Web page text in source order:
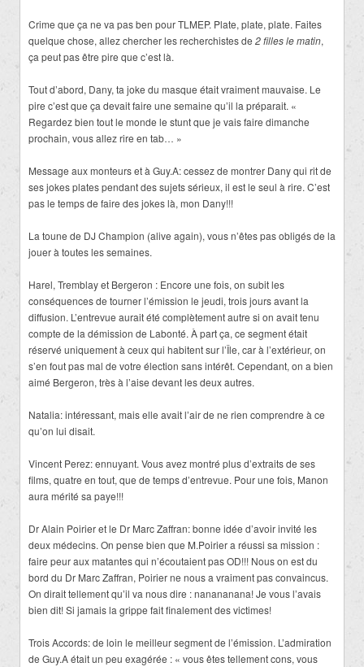
Crime que ça ne va pas ben pour TLMEP. Plate, plate, plate. Faites
quelque chose, allez chercher les recherchistes de 2 filles le matin,
ça peut pas être pire que c’est là.
Tout d’abord, Dany, ta joke du masque était vraiment mauvaise. Le
pire c’est que ça devait faire une semaine qu’il la préparait. «
Regardez bien tout le monde le stunt que je vais faire dimanche
prochain, vous allez rire en tab… »
Message aux monteurs et à Guy.A: cessez de montrer Dany qui rit de
ses jokes plates pendant des sujets sérieux, il est le seul à rire. C’est
pas le temps de faire des jokes là, mon Dany!!!
La toune de DJ Champion (alive again), vous n’êtes pas obligés de la
jouer à toutes les semaines.
Harel, Tremblay et Bergeron : Encore une fois, on subit les
conséquences de tourner l’émission le jeudi, trois jours avant la
diffusion. L’entrevue aurait été complètement autre si on avait tenu
compte de la démission de Labonté. À part ça, ce segment était
réservé uniquement à ceux qui habitent sur l’Île, car à l’extérieur, on
s’en fout pas mal de votre élection sans intérêt. Cependant, on a bien
aimé Bergeron, très à l’aise devant les deux autres.
Natalia: intéressant, mais elle avait l’air de ne rien comprendre à ce
qu’on lui disait.
Vincent Perez: ennuyant. Vous avez montré plus d’extraits de ses
films, quatre en tout, que de temps d’entrevue. Pour une fois, Manon
aura mérité sa paye!!!
Dr Alain Poirier et le Dr Marc Zaffran: bonne idée d’avoir invité les
deux médecins. On pense bien que M.Poirier a réussi sa mission :
faire peur aux matantes qui n’écoutaient pas OD!!! Nous on est du
bord du Dr Marc Zaffran, Poirier ne nous a vraiment pas convaincus.
On dirait tellement qu’il va nous dire : nanananana! Je vous l’avais
bien dit! Si jamais la grippe fait finalement des victimes!
Trois Accords: de loin le meilleur segment de l’émission. L’admiration
de Guy.A était un peu exagérée : « vous êtes tellement cons, vous